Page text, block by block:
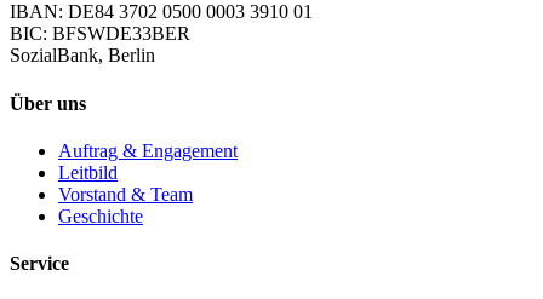
IBAN: DE84 3702 0500 0003 3910 01
BIC: BFSWDE33BER
SozialBank, Berlin
Über uns
Auftrag & Engagement
Leitbild
Vorstand & Team
Geschichte
Service